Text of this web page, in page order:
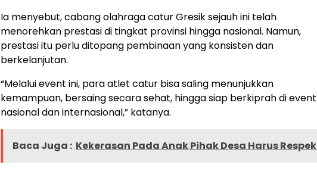
Ia menyebut, cabang olahraga catur Gresik sejauh ini telah
menorehkan prestasi di tingkat provinsi hingga nasional. Namun,
prestasi itu perlu ditopang pembinaan yang konsisten dan
berkelanjutan.
“Melalui event ini, para atlet catur bisa saling menunjukkan
kemampuan, bersaing secara sehat, hingga siap berkiprah di event
nasional dan internasional,” katanya.
Baca Juga : Kekerasan Pada Anak Pihak Desa Harus Respek